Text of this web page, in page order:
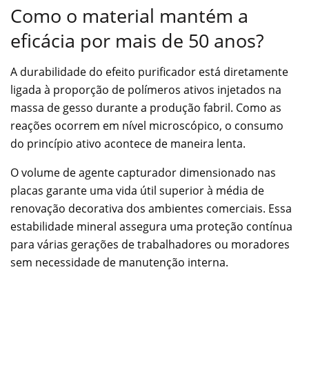
Como o material mantém a
eficácia por mais de 50 anos?
A durabilidade do efeito purificador está diretamente
ligada à proporção de polímeros ativos injetados na
massa de gesso durante a produção fabril. Como as
reações ocorrem em nível microscópico, o consumo
do princípio ativo acontece de maneira lenta.
O volume de agente capturador dimensionado nas
placas garante uma vida útil superior à média de
renovação decorativa dos ambientes comerciais. Essa
estabilidade mineral assegura uma proteção contínua
para várias gerações de trabalhadores ou moradores
sem necessidade de manutenção interna.